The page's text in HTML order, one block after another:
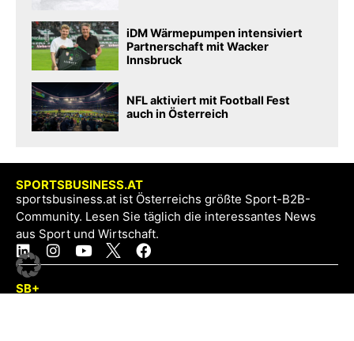
iDM Wärmepumpen intensiviert
Partnerschaft mit Wacker
Innsbruck
NFL aktiviert mit Football Fest
auch in Österreich
SPORTSBUSINESS.AT
sportsbusiness.at ist Österreichs größte Sport-B2B-
Community. Lesen Sie täglich die interessantes News
aus Sport und Wirtschaft.
SB+